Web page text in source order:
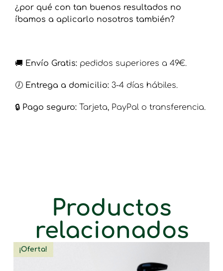
¿por qué con tan buenos resultados no
íbamos a aplicarlo nosotros también?
🚚 Envío Gratis: pedidos superiores a 49€.
🕖 Entrega a domicilio: 3-4 días hábiles.
🔒​ Pago seguro: Tarjeta, PayPal o transferencia.
Productos
relacionados
¡Oferta!